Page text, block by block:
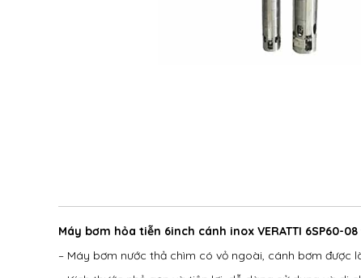
Máy bơm hỏa tiễn 6inch cánh inox VERATTI 6SP60-08
– Máy bơm nước thả chìm có vỏ ngoài, cánh bơm được